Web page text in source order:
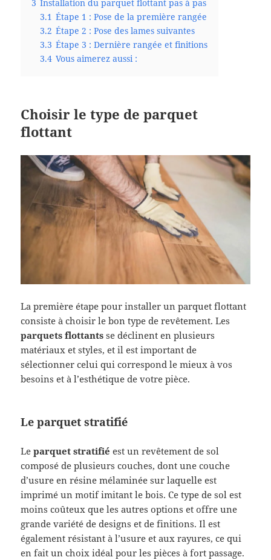
3 Installation du parquet flottant pas à pas
3.1 Étape 1 : Pose de la première rangée
3.2 Étape 2 : Pose des lames suivantes
3.3 Étape 3 : Dernière rangée et finitions
3.4 Vous aimerez aussi :
Choisir le type de parquet
flottant
La première étape pour installer un parquet flottant
consiste à choisir le bon type de revêtement. Les
parquets flottants se déclinent en plusieurs
matériaux et styles, et il est important de
sélectionner celui qui correspond le mieux à vos
besoins et à l’esthétique de votre pièce.
Le parquet stratifié
Leparquet stratifié est un revêtement de sol
composé de plusieurs couches, dont une couche
d’usure en résine mélaminée sur laquelle est
imprimé un motif imitant le bois. Ce type de sol est
moins coûteux que les autres options et offre une
grande variété de designs et de finitions. Il est
également résistant à l’usure et aux rayures, ce qui
en fait un choix idéal pour les pièces à fort passage.